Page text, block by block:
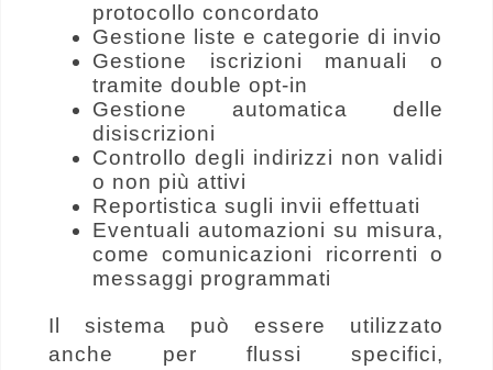
protocollo concordato
Gestione liste e categorie di invio
Gestione iscrizioni manuali o
tramite double opt-in
Gestione automatica delle
disiscrizioni
Controllo degli indirizzi non validi
o non più attivi
Reportistica sugli invii effettuati
Eventuali automazioni su misura,
come comunicazioni ricorrenti o
messaggi programmati
Il sistema può essere utilizzato
anche per flussi specifici,